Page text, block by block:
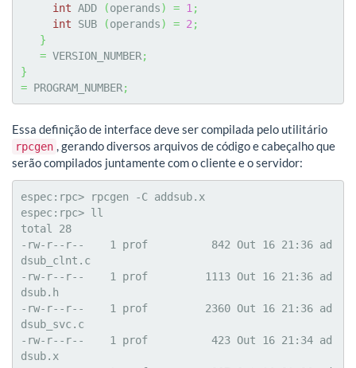
int ADD (operands) = 1 ;
int SUB (operands) = 2 ;
}
= VERSION_NUMBER;
}
= PROGRAM_NUMBER;
Essa definição de interface deve ser compilada pelo utilitário
rpcgen , gerando diversos arquivos de código e cabeçalho que
serão compilados juntamente com o cliente e o servidor:
espec:rpc> rpcgen -C addsub.x
espec:rpc> ll
total 28
-rw-r--r--    1 prof          842 Out 16 21:36 ad
dsub_clnt.c
-rw-r--r--    1 prof         1113 Out 16 21:36 ad
dsub.h
-rw-r--r--    1 prof         2360 Out 16 21:36 ad
dsub_svc.c
-rw-r--r--    1 prof          423 Out 16 21:34 ad
dsub.x